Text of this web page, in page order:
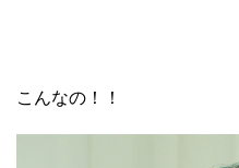
こんなの！！